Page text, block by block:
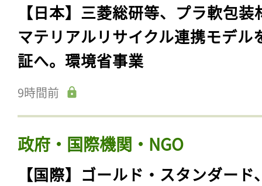
【日本】三菱総研等、プラ軟包装
マテリアルリサイクル連携モデル
証へ。環境省事業
9時間前
政府・国際機関・NGO
【国際】ゴールド・スタンダード